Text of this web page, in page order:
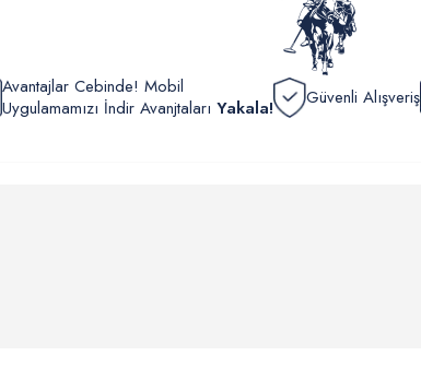
Avantajlar Cebinde! Mobil
Uygulamamızı İndir Avanjtaları Yakala! Güvenli Alışveriş